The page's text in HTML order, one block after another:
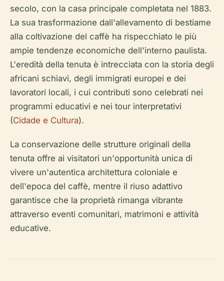
secolo, con la casa principale completata nel 1883.
La sua trasformazione dall'allevamento di bestiame
alla coltivazione del caffè ha rispecchiato le più
ampie tendenze economiche dell'interno paulista.
L'eredità della tenuta è intrecciata con la storia degli
africani schiavi, degli immigrati europei e dei
lavoratori locali, i cui contributi sono celebrati nei
programmi educativi e nei tour interpretativi
(Cidade e Cultura).
La conservazione delle strutture originali della
tenuta offre ai visitatori un'opportunità unica di
vivere un'autentica architettura coloniale e
dell'epoca del caffè, mentre il riuso adattivo
garantisce che la proprietà rimanga vibrante
attraverso eventi comunitari, matrimoni e attività
educative.